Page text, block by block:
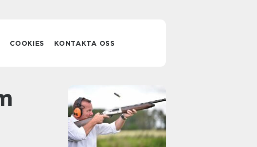
COOKIES KONTAKTA OSS